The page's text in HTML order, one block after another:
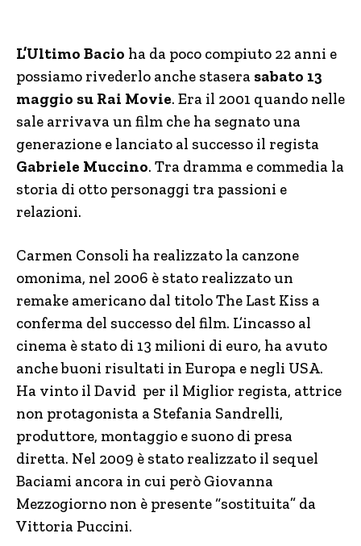
L’Ultimo Bacio ha da poco compiuto 22 anni e
possiamo rivederlo anche stasera sabato 13
maggio su Rai Movie. Era il 2001 quando nelle
sale arrivava un film che ha segnato una
generazione e lanciato al successo il regista
Gabriele Muccino. Tra dramma e commedia la
storia di otto personaggi tra passioni e
relazioni.
Carmen Consoli ha realizzato la canzone
omonima, nel 2006 è stato realizzato un
remake americano dal titolo The Last Kiss a
conferma del successo del film. L’incasso al
cinema è stato di 13 milioni di euro, ha avuto
anche buoni risultati in Europa e negli USA.
Ha vinto il David per il Miglior regista, attrice
non protagonista a Stefania Sandrelli,
produttore, montaggio e suono di presa
diretta. Nel 2009 è stato realizzato il sequel
Baciami ancora in cui però Giovanna
Mezzogiorno non è presente “sostituita” da
Vittoria Puccini.